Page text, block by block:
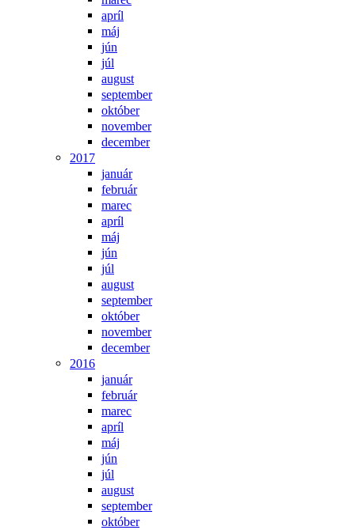
apríl
máj
jún
júl
august
september
október
november
december
2017
január
február
marec
apríl
máj
jún
júl
august
september
október
november
december
2016
január
február
marec
apríl
máj
jún
júl
august
september
október